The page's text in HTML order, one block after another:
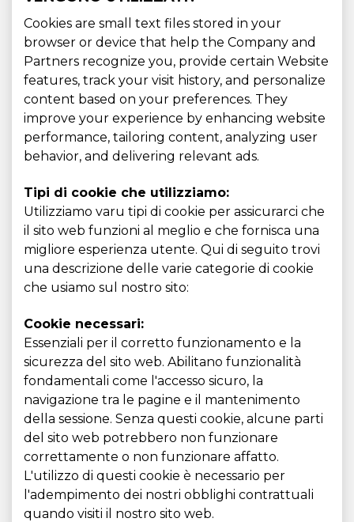
Cookies are small text files stored in your
browser or device that help the Company and
Partners recognize you, provide certain Website
features, track your visit history, and personalize
content based on your preferences. They
improve your experience by enhancing website
performance, tailoring content, analyzing user
behavior, and delivering relevant ads.
Tipi di cookie che utilizziamo:
Utilizziamo varu tipi di cookie per assicurarci che
il sito web funzioni al meglio e che fornisca una
migliore esperienza utente. Qui di seguito trovi
una descrizione delle varie categorie di cookie
che usiamo sul nostro sito:
Cookie necessari:
Essenziali per il corretto funzionamento e la
sicurezza del sito web. Abilitano funzionalità
fondamentali come l'accesso sicuro, la
navigazione tra le pagine e il mantenimento
della sessione. Senza questi cookie, alcune parti
del sito web potrebbero non funzionare
correttamente o non funzionare affatto.
L'utilizzo di questi cookie è necessario per
l'adempimento dei nostri obblighi contrattuali
quando visiti il ​​nostro sito web.